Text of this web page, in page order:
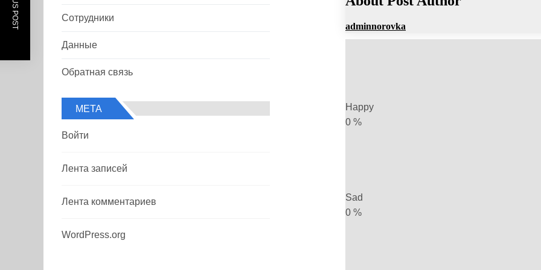
adminnorovka
Happy
0 %
Sad
0 %
Сотрудники
Данные
Обратная связь
МЕТА
Войти
Лента записей
Лента комментариев
WordPress.org